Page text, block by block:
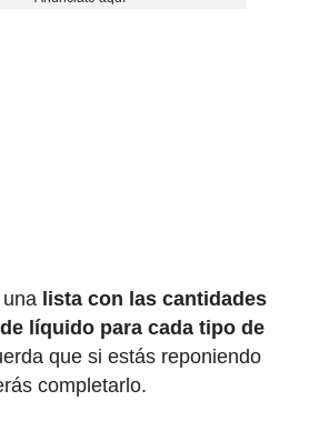
lista con las cantidades
líquido para cada tipo de
que si estás reponiendo
completarlo.